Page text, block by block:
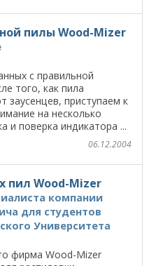
пилы Wood-Mizer
с правильной
того, как пила
заусенцев, приступаем к
на несколько
и поверка индикатора ...
06.12.2004
пил Wood-Mizer
компании
для студентов
Университета
фирма Wood-Mizer